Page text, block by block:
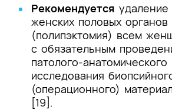
Рекомендуется удаление
женских половых органов
(полипэктомия) всем
с обязательным
патолого-анатомического
исследования
(операционного)
[19].